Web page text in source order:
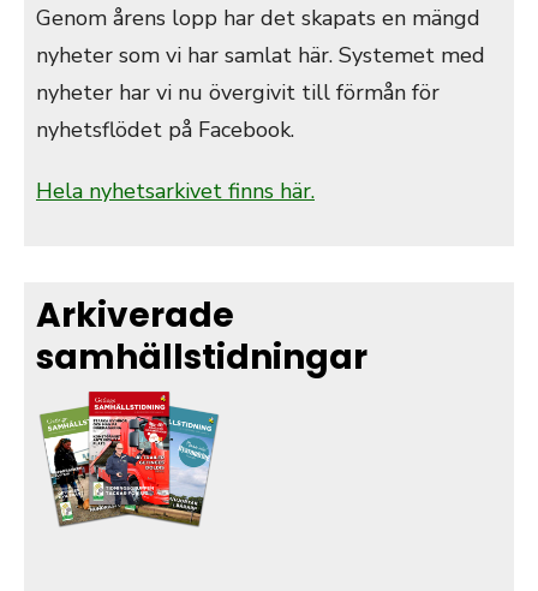
Genom årens lopp har det skapats en mängd
nyheter som vi har samlat här. Systemet med
nyheter har vi nu övergivit till förmån för
nyhetsflödet på Facebook.
Hela nyhetsarkivet finns här.
Arkiverade
samhällstidningar